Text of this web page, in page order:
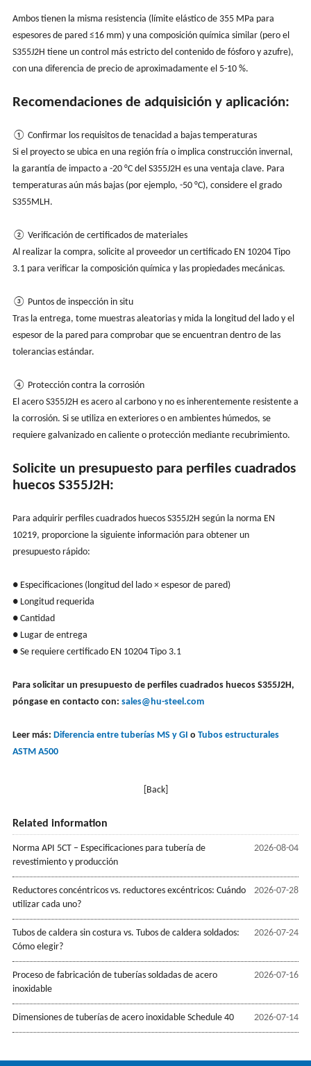
Ambos tienen la misma resistencia (límite elástico de 355 MPa para
espesores de pared ≤16 mm) y una composición química similar (pero el
S355J2H tiene un control más estricto del contenido de fósforo y azufre),
con una diferencia de precio de aproximadamente el 5-10 %.
Recomendaciones de adquisición y aplicación:
① Confirmar los requisitos de tenacidad a bajas temperaturas
Si el proyecto se ubica en una región fría o implica construcción invernal,
la garantía de impacto a -20 °C del S355J2H es una ventaja clave. Para
temperaturas aún más bajas (por ejemplo, -50 °C), considere el grado
S355MLH.
② Verificación de certificados de materiales
Al realizar la compra, solicite al proveedor un certificado EN 10204 Tipo
3.1 para verificar la composición química y las propiedades mecánicas.
③ Puntos de inspección in situ
Tras la entrega, tome muestras aleatorias y mida la longitud del lado y el
espesor de la pared para comprobar que se encuentran dentro de las
tolerancias estándar.
④ Protección contra la corrosión
El acero S355J2H es acero al carbono y no es inherentemente resistente a
la corrosión. Si se utiliza en exteriores o en ambientes húmedos, se
requiere galvanizado en caliente o protección mediante recubrimiento.
Solicite un presupuesto para perfiles cuadrados
huecos S355J2H:
Para adquirir perfiles cuadrados huecos S355J2H según la norma EN
10219, proporcione la siguiente información para obtener un
presupuesto rápido:
● Especificaciones (longitud del lado × espesor de pared)
● Longitud requerida
● Cantidad
● Lugar de entrega
● Se requiere certificado EN 10204 Tipo 3.1
Para solicitar un presupuesto de perfiles cuadrados huecos S355J2H,
póngase en contacto con: sales@hu-steel.com
Leer más: Diferencia entre tuberías MS y GI o Tubos estructurales
ASTM A500
[Back]
Related information
2026-08-04
Norma API 5CT – Especificaciones para tubería de
revestimiento y producción
2026-07-28
Reductores concéntricos vs. reductores excéntricos: Cuándo
utilizar cada uno?
2026-07-24
Tubos de caldera sin costura vs. Tubos de caldera soldados:
Cómo elegir?
2026-07-16
Proceso de fabricación de tuberías soldadas de acero
inoxidable
2026-07-14
Dimensiones de tuberías de acero inoxidable Schedule 40